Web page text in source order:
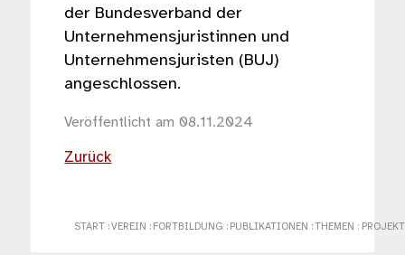
der Bundes­verband der
Unterneh­mens­ju­ris­tinnen und
Unterneh­mens­ju­risten (BUJ)
angeschlossen.
Veröffentlicht am 08.11.2024
Zurück
START: VEREIN : FORTBILDUNG : PUBLIKATIONEN : THEMEN :